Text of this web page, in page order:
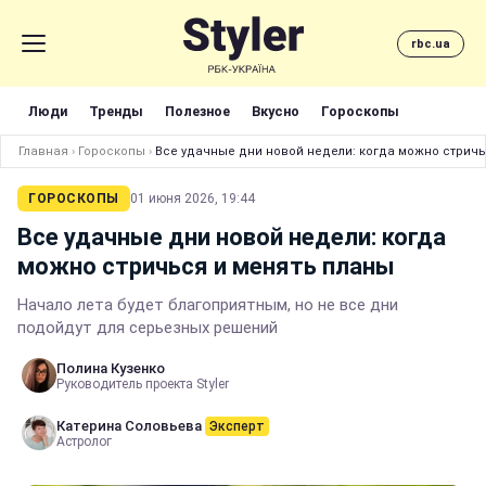
rbc.ua
Люди Тренды Полезное Вкусно Гороскопы
Главная › Гороскопы › Все удачные дни новой недели: когда можно
ГОРОСКОПЫ 01 июня 2026, 19:44
Все удачные дни новой недели: когда
можно стричься и менять планы
Начало лета будет благоприятным, но не все дни
подойдут для серьезных решений
Полина Кузенко
Руководитель проекта Styler
Катерина Соловьева Эксперт
Астролог